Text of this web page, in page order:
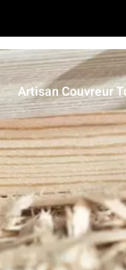
Artisan Couvreur